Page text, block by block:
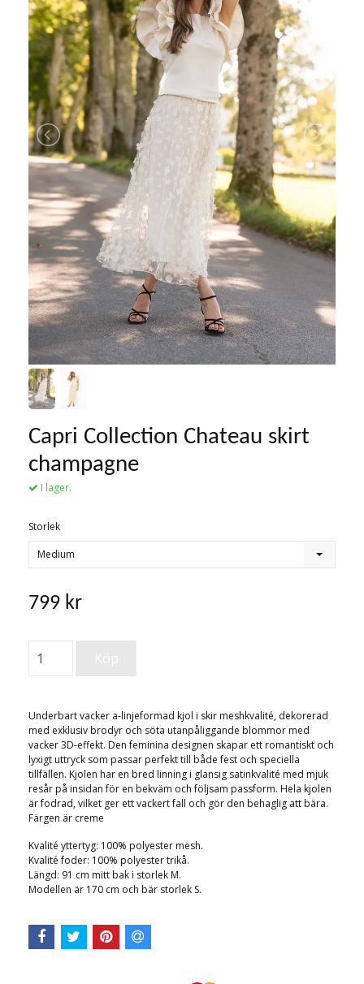
Capri Collection Chateau skirt
champagne
I lager.
Storlek
Medium
799 kr
Underbart vacker a-linjeformad kjol i skir meshkvalité, dekorerad
med exklusiv brodyr och söta utanpåliggande blommor med
vacker 3D-effekt. Den feminina designen skapar ett romantiskt och
lyxigt uttryck som passar perfekt till både fest och speciella
tillfällen. Kjolen har en bred linning i glansig satinkvalité med mjuk
resår på insidan för en bekväm och följsam passform. Hela kjolen
är fodrad, vilket ger ett vackert fall och gör den behaglig att bära.
Färgen är creme
Kvalité yttertyg: 100% polyester mesh.
Kvalité foder: 100% polyester trikå.
Längd: 91 cm mitt bak i storlek M.
Modellen är 170 cm och bär storlek S.